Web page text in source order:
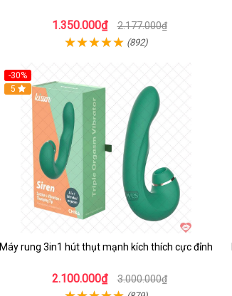
1.350.000₫ 2.177.000₫
(892)
-30%
Hot
5
Máy rung 3in1 hút thụt mạnh kích thích cực đỉnh
2.100.000₫ 3.000.000₫